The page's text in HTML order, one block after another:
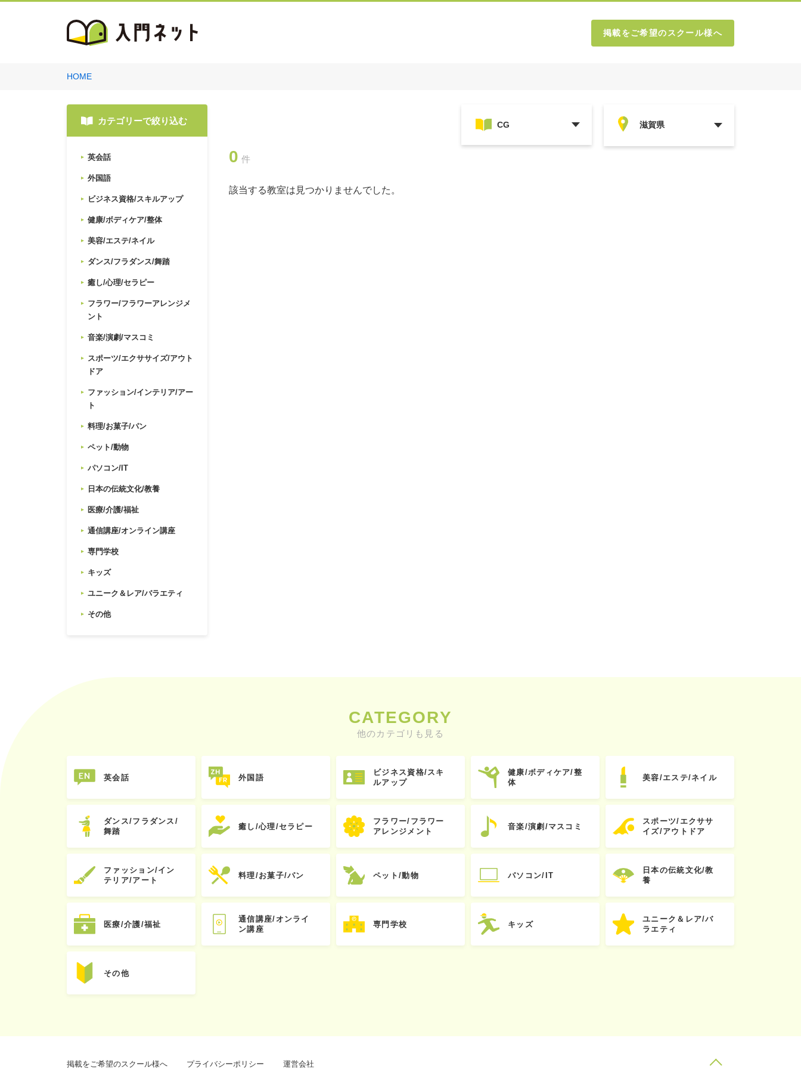
掲載をご希望のスクール様へ
HOME
カテゴリーで絞り込む
英会話
外国語
ビジネス資格/スキルアップ
健康/ボディケア/整体
美容/エステ/ネイル
ダンス/フラダンス/舞踏
癒し/心理/セラピー
フラワー/フラワーアレンジメ
ント
音楽/演劇/マスコミ
スポーツ/エクササイズ/アウト
ドア
ファッション/インテリア/アー
ト
料理/お菓子/パン
ペット/動物
パソコン/IT
日本の伝統文化/教養
医療/介護/福祉
通信講座/オンライン講座
専門学校
キッズ
ユニーク＆レア/バラエティ
その他
0 件
該当する教室は見つかりませんでした。
CATEGORY
他のカテゴリも見る
英会話 外国語
ビジネス資格/スキ
ルアップ
健康/ボディケア/整
体
美容/エステ/ネイル
ダンス/フラダンス/
舞踏
癒し/心理/セラピー
フラワー/フラワー
アレンジメント
音楽/演劇/マスコミ
スポーツ/エクササ
イズ/アウトドア
ファッション/イン
テリア/アート
料理/お菓子/パン ペット/動物 パソコン/IT
日本の伝統文化/教
養
医療/介護/福祉
通信講座/オンライ
ン講座
専門学校 キッズ
ユニーク＆レア/バ
ラエティ
その他
掲載をご希望のスクール様へ プライバシーポリシー 運営会社